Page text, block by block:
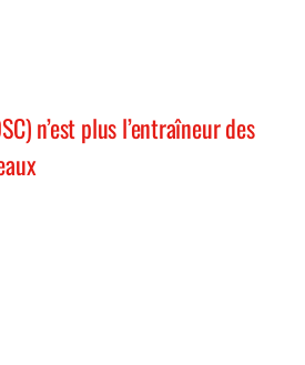
n’est plus l’entraîneur des